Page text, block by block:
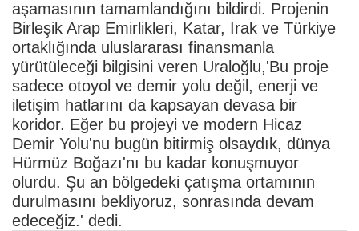
aşamasının tamamlandığını bildirdi. Projenin
Birleşik Arap Emirlikleri, Katar, Irak ve Türkiye
ortaklığında uluslararası finansmanla
yürütüleceği bilgisini veren Uraloğlu,'Bu proje
sadece otoyol ve demir yolu değil, enerji ve
iletişim hatlarını da kapsayan devasa bir
koridor. Eğer bu projeyi ve modern Hicaz
Demir Yolu'nu bugün bitirmiş olsaydık, dünya
Hürmüz Boğazı'nı bu kadar konuşmuyor
olurdu. Şu an bölgedeki çatışma ortamının
durulmasını bekliyoruz, sonrasında devam
edeceğiz.' dedi.